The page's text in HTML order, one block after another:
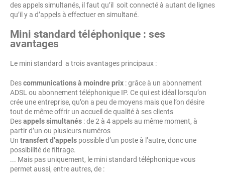
des appels simultanés, il faut qu’il soit connecté à autant de lignes
qu’il y a d’appels à effectuer en simultané.
Mini standard téléphonique : ses
avantages
Le mini standard a trois avantages principaux :
Descommunications à moindre prix : grâce à un abonnement
ADSL ou abonnement téléphonique IP. Ce qui est idéal lorsqu’on
crée une entreprise, qu’on a peu de moyens mais que l’on désire
tout de même offrir un accueil de qualité à ses clients
Desappels simultanés : de 2 à 4 appels au même moment, à
partir d’un ou plusieurs numéros
Un transfert d’appels possible d’un poste à l’autre, donc une
possibilité de filtrage.
... Mais pas uniquement, le mini standard téléphonique vous
permet aussi, entre autres, de :